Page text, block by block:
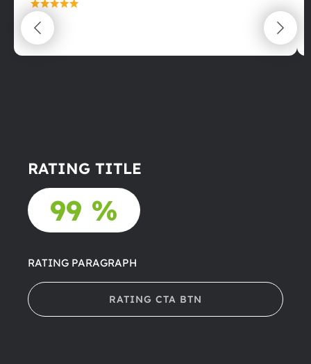
maximální spokojenost
22.06.2025
RATING TITLE
99 %
RATING PARAGRAPH
RATING CTA BTN